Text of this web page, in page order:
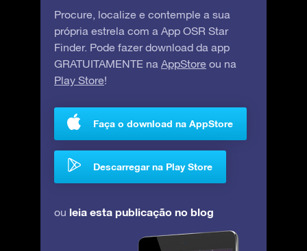
Procure, localize e contemple a sua
própria estrela com a App OSR Star
Finder. Pode fazer download da app
GRATUITAMENTE na AppStore ou na
Play Store!
Faça o download na AppStore
Descarregar na Play Store
ou leia esta publicação no blog